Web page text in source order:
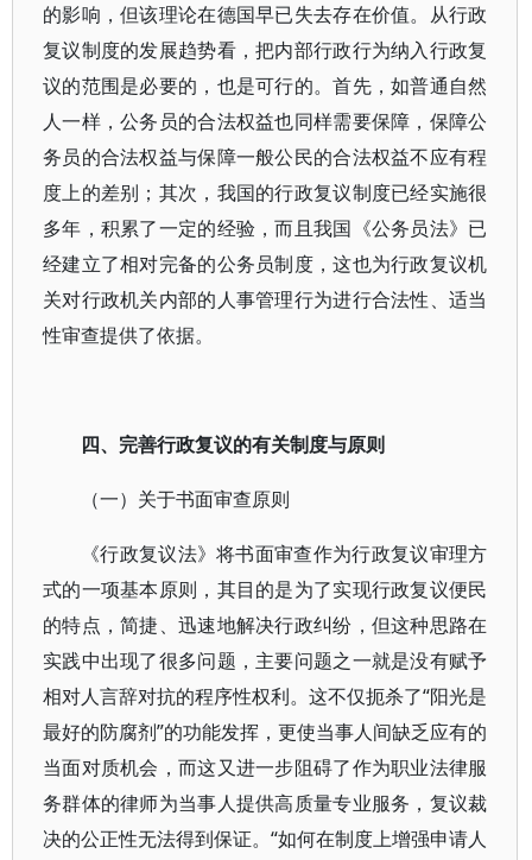
的影响，但该理论在德国早已失去存在价值。从行政
复议制度的发展趋势看，把内部行政行为纳入行政复
议的范围是必要的，也是可行的。首先，如普通自然
人一样，公务员的合法权益也同样需要保障，保障公
务员的合法权益与保障一般公民的合法权益不应有程
度上的差别；其次，我国的行政复议制度已经实施很
多年，积累了一定的经验，而且我国《公务员法》已
经建立了相对完备的公务员制度，这也为行政复议机
关对行政机关内部的人事管理行为进行合法性、适当
性审查提供了依据。
四、完善行政复议的有关制度与原则
（一）关于书面审查原则
《行政复议法》将书面审查作为行政复议审理方
式的一项基本原则，其目的是为了实现行政复议便民
的特点，简捷、迅速地解决行政纠纷，但这种思路在
实践中出现了很多问题，主要问题之一就是没有赋予
相对人言辞对抗的程序性权利。这不仅扼杀了“阳光是
最好的防腐剂”的功能发挥，更使当事人间缺乏应有的
当面对质机会，而这又进一步阻碍了作为职业法律服
务群体的律师为当事人提供高质量专业服务，复议裁
决的公正性无法得到保证。“如何在制度上增强申请人